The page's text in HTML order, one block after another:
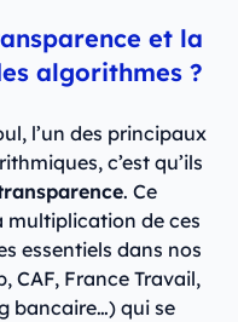
et la
algorithmes ?
l’un des principaux
c’est qu’ils
. Ce
multiplication de ces
essentiels dans nos
CAF, France Travail,
bancaire…) qui se